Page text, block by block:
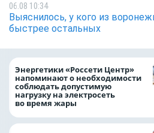
06.08 10:34
Выяснилось, у кого из
быстрее остальных
Энергетики «Россети Центр»
напоминают о необходимости
соблюдать допустимую
нагрузку на электросеть
во время жары